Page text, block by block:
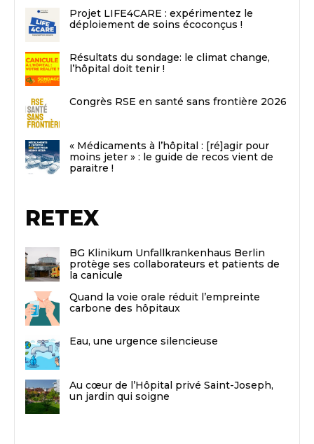
Projet LIFE4CARE : expérimentez le
déploiement de soins écoconçus !
Résultats du sondage: le climat change,
l’hôpital doit tenir !
Congrès RSE en santé sans frontière 2026
« Médicaments à l’hôpital : [ré]agir pour
moins jeter » : le guide de recos vient de
paraitre !
RETEX
BG Klinikum Unfallkrankenhaus Berlin
protège ses collaborateurs et patients de
la canicule
Quand la voie orale réduit l’empreinte
carbone des hôpitaux
Eau, une urgence silencieuse
Au cœur de l’Hôpital privé Saint-Joseph,
un jardin qui soigne